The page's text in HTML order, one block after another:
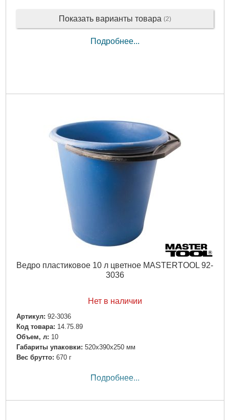
Показать варианты товара (2)
Подробнее...
Ведро пластиковое 10 л цветное MASTERTOOL 92-
3036
Нет в наличии
Артикул: 92-3036
Код товара: 14.75.89
Объем, л: 10
Габариты упаковки: 520x390x250 мм
Вес брутто: 670 г
Подробнее...